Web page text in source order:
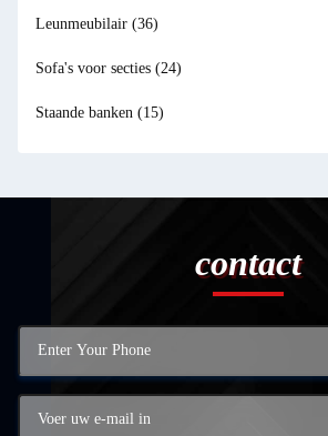
Leunmeubilair (36)
Sofa's voor secties (24)
Staande banken (15)
contact